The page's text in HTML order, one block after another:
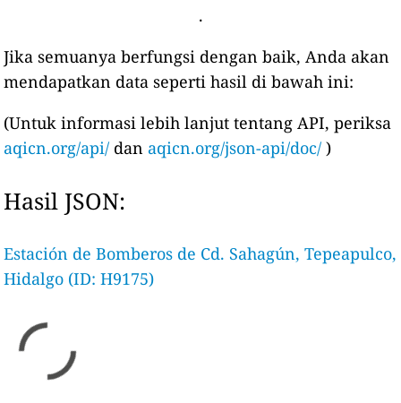
.
Jika semuanya berfungsi dengan baik, Anda akan
mendapatkan data seperti hasil di bawah ini:
(Untuk informasi lebih lanjut tentang API, periksa
aqicn.org/api/ dan aqicn.org/json-api/doc/ )
Hasil JSON:
Estación de Bomberos de Cd. Sahagún, Tepeapulco,
Hidalgo (ID: H9175)